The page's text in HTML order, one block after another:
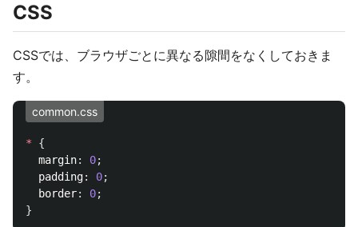
CSS
CSSでは、ブラウザごとに異なる隙間をなくしておきま
す。
common.css
*
{
margin: 0;
padding: 0;
border: 0;
}